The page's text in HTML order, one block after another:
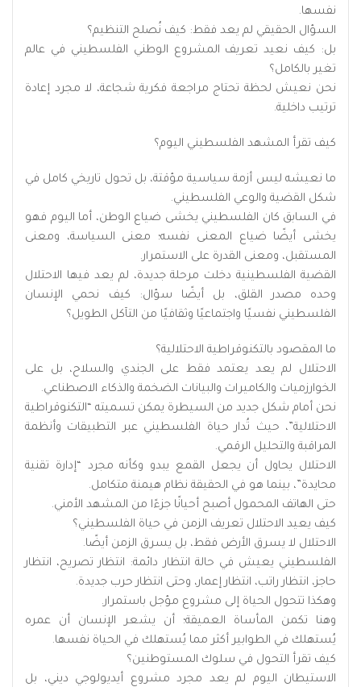
نفسها.
السؤال الحقيقي لم يعد فقط: كيف نُصلح التنظيم؟
بل: كيف نعيد تعريف المشروع الوطني الفلسطيني في عالم
تغير بالكامل؟
نحن نعيش لحظة تحتاج مراجعة فكرية شجاعة، لا مجرد إعادة
ترتيب داخلية.
كيف تقرأ المشهد الفلسطيني اليوم؟
ما نعيشه ليس أزمة سياسية مؤقتة، بل تحول تاريخي كامل في
شكل القضية والوعي الفلسطيني.
في السابق كان الفلسطيني يخشى ضياع الوطن، أما اليوم فهو
يخشى أيضًا ضياع المعنى نفسه؛ معنى السياسة، ومعنى
المستقبل، ومعنى القدرة على الاستمرار.
القضية الفلسطينية دخلت مرحلة جديدة، لم يعد فيها الاحتلال
وحده مصدر القلق، بل أيضًا سؤال: كيف نحمي الإنسان
الفلسطيني نفسيًا واجتماعيًا وثقافيًا من التآكل الطويل؟
ما المقصود بالتكنوقراطية الاحتلالية؟
الاحتلال لم يعد يعتمد فقط على الجندي والسلاح، بل على
الخوارزميات والكاميرات والبيانات الضخمة والذكاء الاصطناعي.
نحن أمام شكل جديد من السيطرة يمكن تسميته “التكنوقراطية
الاحتلالية”، حيث تُدار حياة الفلسطيني عبر التطبيقات وأنظمة
المراقبة والتحليل الرقمي.
الاحتلال يحاول أن يجعل القمع يبدو وكأنه مجرد “إدارة تقنية
محايدة”، بينما هو في الحقيقة نظام هيمنة متكامل.
حتى الهاتف المحمول أصبح أحيانًا جزءًا من المشهد الأمني.
كيف يعيد الاحتلال تعريف الزمن في حياة الفلسطيني؟
الاحتلال لا يسرق الأرض فقط، بل يسرق الزمن أيضًا.
الفلسطيني يعيش في حالة انتظار دائمة: انتظار تصريح، انتظار
حاجز، انتظار راتب، انتظار إعمار، وحتى انتظار حرب جديدة.
وهكذا تتحول الحياة إلى مشروع مؤجل باستمرار.
وهنا تكمن المأساة العميقة؛ أن يشعر الإنسان أن عمره
يُستهلك في الطوابير أكثر مما يُستهلك في الحياة نفسها.
كيف تقرأ التحول في سلوك المستوطنين؟
الاستيطان اليوم لم يعد مجرد مشروع أيديولوجي ديني، بل